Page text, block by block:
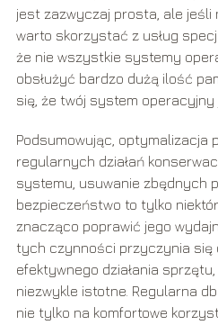
jest zazwyczaj prosta, ale jeśli
warto skorzystać z usług
że nie wszystkie systemy
obsłużyć bardzo dużą ilość
się, że twój system operacyjny
Podsumowując, optymalizacja
regularnych działań
systemu, usuwanie zbędnych
bezpieczeństwo to tylko
znacząco poprawić jego
tych czynności przyczynia się
efektywnego działania
niezwykle istotne. Regularna
nie tylko na komfortowe